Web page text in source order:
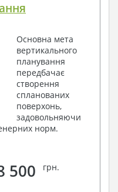
Основна мета
вертикального
планування
передбачає
створення
спланованих
поверхонь,
задовольняючи
норм.
500 грн.